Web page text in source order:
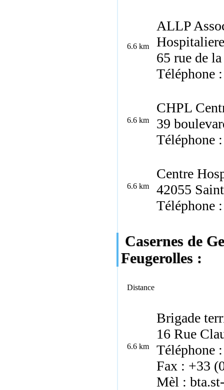
6.6 km
ALLP
Hospitaliere
65 rue de
Téléphone
6.6 km
CHPL
39
Téléphone
6.6 km
Centre
42055
Téléphone
Casernes de
Feugerolles :
Distance
6.6 km
Brigade
16 Rue
Téléphone
Fax : +33
Mèl :